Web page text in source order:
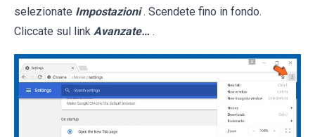
selezionate Impostazioni . Scendete fino in fondo.
Cliccate sul link Avanzate… .